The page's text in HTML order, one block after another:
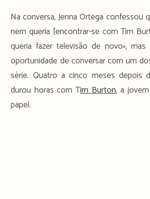
Na conversa, Jenna Ortega confessou
nem queria [encontrar-se com Tim
queria fazer televisão de novo»,
oportunidade de conversar com um
série. Quatro a cinco meses depois
durou horas com Tim Burton, a
papel.